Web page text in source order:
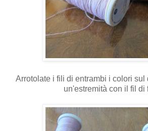
Arrotolate i fili di entrambi i colori sul
un'estremità con il fil di